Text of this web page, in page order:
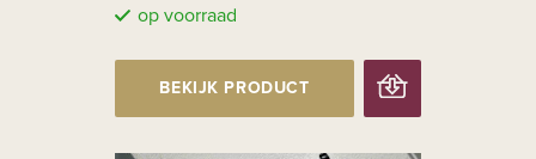
op voorraad
BEKIJK PRODUCT